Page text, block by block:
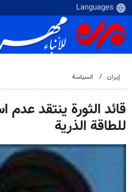
إيران السياسة
قائد الثورة ينتقد عدم
للطاقة الذرية